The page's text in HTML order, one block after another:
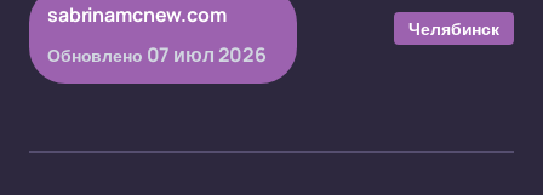
sabrinamcnew.com
Обновлено 07 июл 2026
Челябинск